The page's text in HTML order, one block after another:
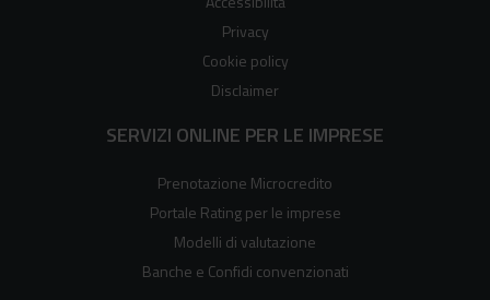
Privacy
Cookie policy
Disclaimer
SERVIZI ONLINE PER LE IMPRESE
Prenotazione Microcredito
Portale Rating per le imprese
Modelli di valutazione
Banche e Confidi convenzionati